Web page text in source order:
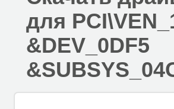
для
&DEV_0DF5